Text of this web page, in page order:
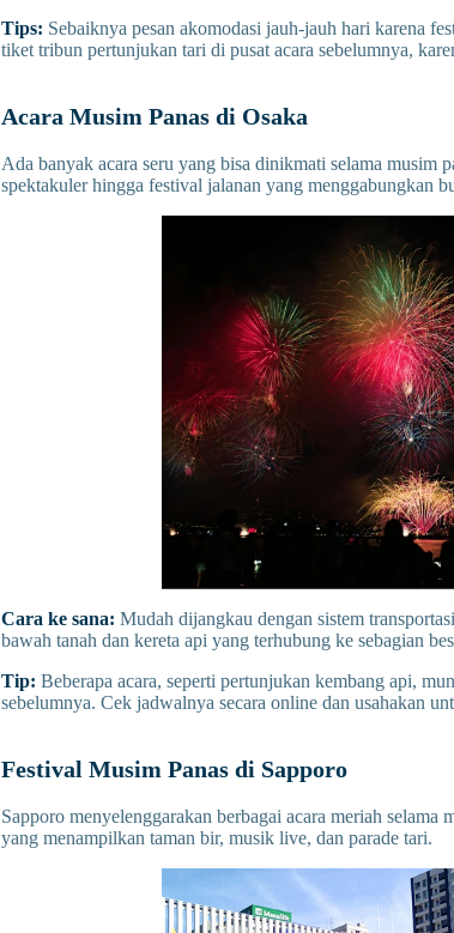
Tips: Sebaiknya pesan akomodasi jauh-jauh hari karena
tiket tribun pertunjukan tari di pusat acara sebelumnya,
Acara Musim Panas di Osaka
Ada banyak acara seru yang bisa dinikmati selama musim
spektakuler hingga festival jalanan yang menggabungkan
Cara ke sana: Mudah dijangkau dengan sistem
bawah tanah dan kereta api yang terhubung ke sebagian
Tip: Beberapa acara, seperti pertunjukan kembang api,
sebelumnya. Cek jadwalnya secara online dan usahakan
Festival Musim Panas di Sapporo
Sapporo menyelenggarakan berbagai acara meriah selama
yang menampilkan taman bir, musik live, dan parade tari.